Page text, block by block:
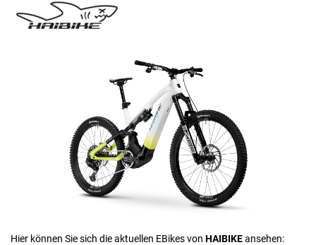
Hier können Sie sich die aktuellen EBikes von HAIBIKEansehen: